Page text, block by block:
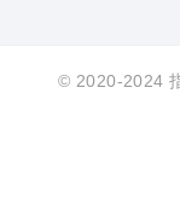
© 2020-2024